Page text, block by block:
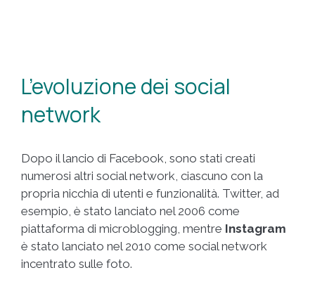
L’evoluzione dei social
network
Dopo il lancio di Facebook, sono stati creati
numerosi altri social network, ciascuno con la
propria nicchia di utenti e funzionalità. Twitter, ad
esempio, è stato lanciato nel 2006 come
piattaforma di microblogging, mentre Instagram
è stato lanciato nel 2010 come social network
incentrato sulle foto.